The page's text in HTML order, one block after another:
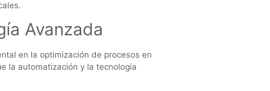
Avanzada
en la optimización de procesos en
la automatización y la tecnología